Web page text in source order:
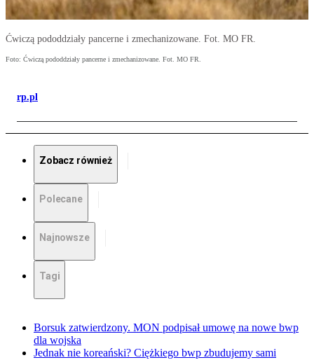
Ćwiczą pododdziały pancerne i zmechanizowane. Fot. MO FR.
Foto: Ćwiczą pododdziały pancerne i zmechanizowane. Fot. MO FR.
rp.pl
Zobacz również
Polecane
Najnowsze
Tagi
Borsuk zatwierdzony. MON podpisał umowę na nowe bwp
dla wojska
Jednak nie koreański? Ciężkiego bwp zbudujemy sami